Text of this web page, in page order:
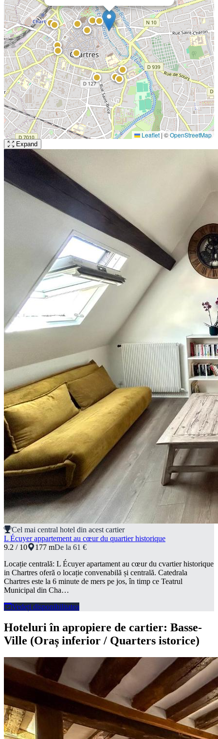
Leaflet | ©OpenStreetMap
Expand
Cel mai central hotel din acest cartier
L Écuyer appartement au cœur du quartier historique
9.2 / 10
177 mDe la 61 €
Locație centrală: L Écuyer apartament au cœur du cvartier historique
in Chartres oferă o locație convenabilă și centrală. Catedrala
Chartres este la 6 minute de mers pe jos, în timp ce Teatrul
Municipal din Cha…
Vedeți disponibilitatea
Hoteluri în apropiere de cartier: Basse-
Ville (Oraș inferior / Quarters istorice)